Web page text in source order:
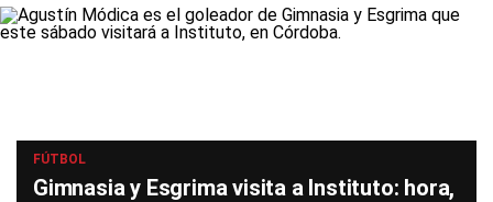
FÚTBOL
Gimnasia y Esgrima visita a Instituto: hora,